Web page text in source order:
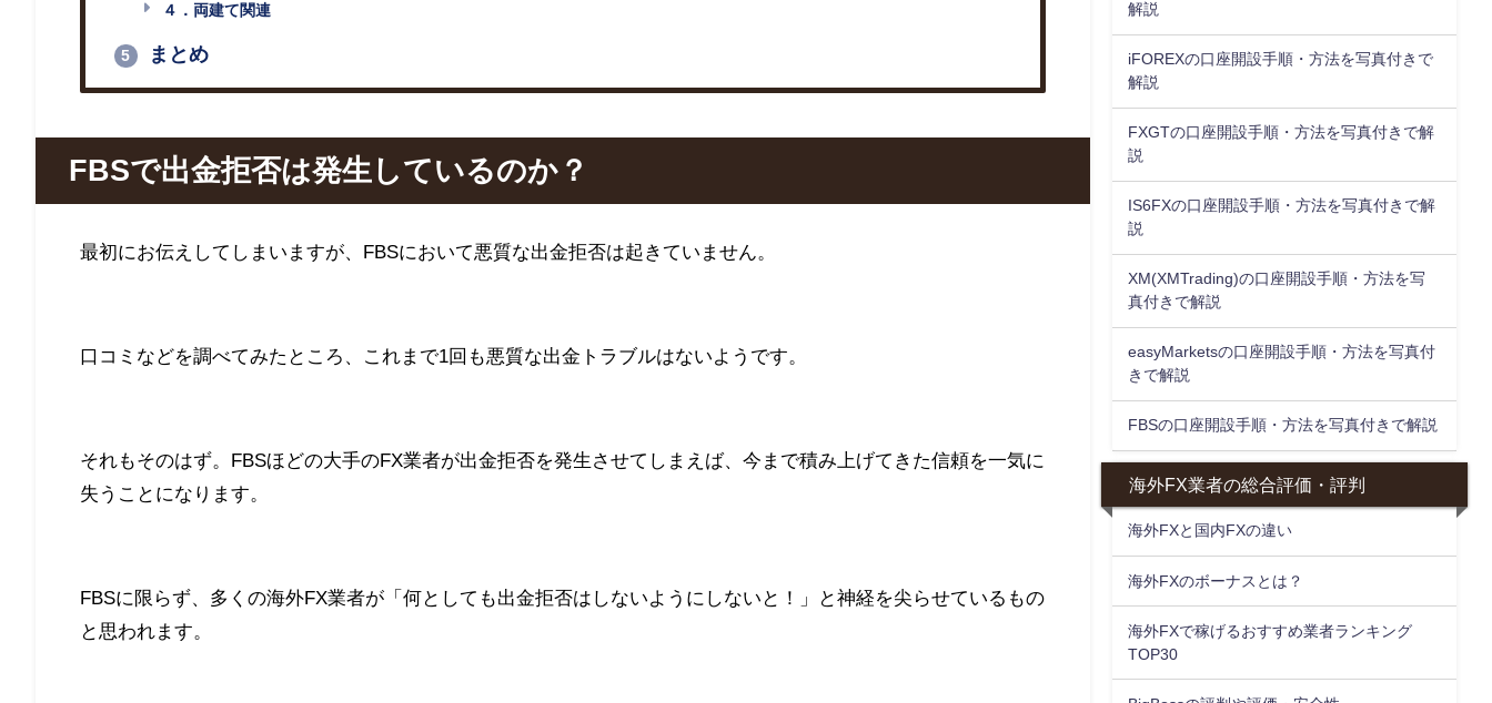
４．両建て関連
5 まとめ
FBSで出金拒否は発生しているのか？
最初にお伝えしてしまいますが、 FBSにおいて悪質な出金拒否は起きていません。
口コミなどを調べてみたところ、これまで1回も悪質な出金トラブルはないようです。
それもそのはず。 FBSほどの大手のFX業者が出金拒否を発生させてしまえば、今まで積み上げてきた信頼を一気に
失うことになります。
FBSに限らず、多くの海外FX業者が「何としても出金拒否はしないようにしないと！」と神経を尖らせているもの
と思われます。
解説
iFOREXの口座開設手順・方法を写真付きで
解説
FXGTの口座開設手順・方法を写真付きで解
説
IS6FXの口座開設手順・方法を写真付きで解
説
XM(XMTrading)の口座開設手順・方法を写
真付きで解説
easyMarketsの口座開設手順・方法を写真付
きで解説
FBSの口座開設手順・方法を写真付きで解説
海外FX業者の総合評価・評判
海外FXと国内FXの違い
海外FXのボーナスとは？
海外FXで稼げるおすすめ業者ランキング
TOP30